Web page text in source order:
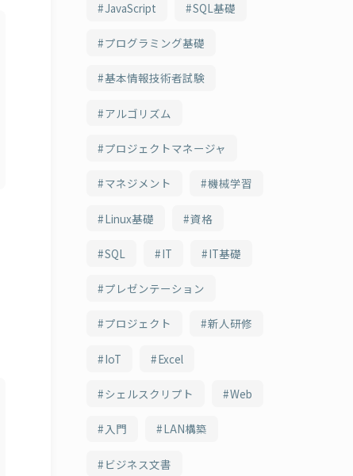
JavaScript SQL基礎
プログラミング基礎
基本情報技術者試験
アルゴリズム
プロジェクトマネージャ
マネジメント 機械学習
Linux基礎 資格
SQL IT IT基礎
プレゼンテーション
プロジェクト 新人研修
IoT Excel
シェルスクリプト Web
入門 LAN構築
ビジネス文書